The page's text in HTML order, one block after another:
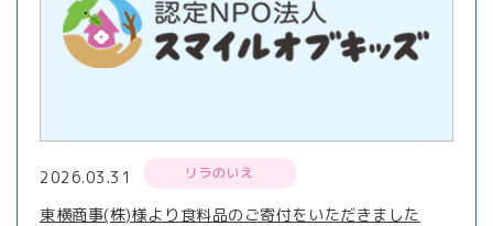
2026.03.31 リラのいえ
東横商事(株)様より食料品のご寄付をいただきました